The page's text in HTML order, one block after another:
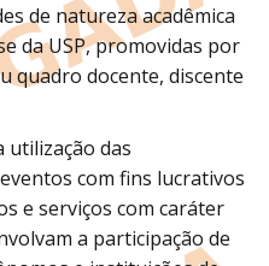
de natureza acadêmica
da USP, promovidas por
quadro docente, discente
utilização das
com fins lucrativos
e serviços com caráter
a participação de